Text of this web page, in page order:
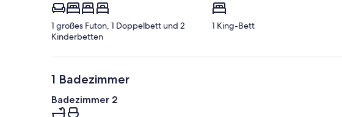
1 großes Futon, 1 Doppelbett und 2
Kinderbetten
1 King-Bett
1 Badezimmer
Badezimmer 2